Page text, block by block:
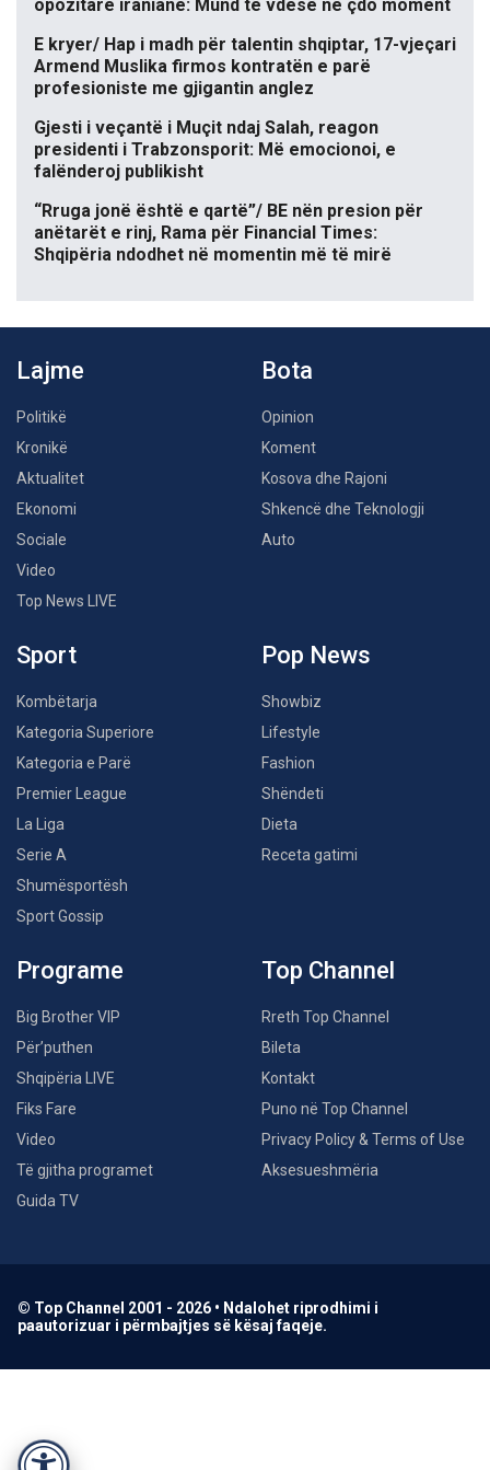
opozitare iraniane: Mund të vdesë në çdo moment
E kryer/ Hap i madh për talentin shqiptar, 17-vjeçari
Armend Muslika firmos kontratën e parë
profesioniste me gjigantin anglez
Gjesti i veçantë i Muçit ndaj Salah, reagon
presidenti i Trabzonsporit: Më emocionoi, e
falënderoj publikisht
“Rruga jonë është e qartë”/ BE nën presion për
anëtarët e rinj, Rama për Financial Times:
Shqipëria ndodhet në momentin më të mirë
Lajme
Politikë
Kronikë
Aktualitet
Ekonomi
Sociale
Video
Top News LIVE
Bota
Opinion
Koment
Kosova dhe Rajoni
Shkencë dhe Teknologji
Auto
Sport
Kombëtarja
Kategoria Superiore
Kategoria e Parë
Premier League
La Liga
Serie A
Shumësportësh
Sport Gossip
Pop News
Showbiz
Lifestyle
Fashion
Shëndeti
Dieta
Receta gatimi
Programe
Big Brother VIP
Për’puthen
Shqipëria LIVE
Fiks Fare
Video
Të gjitha programet
Guida TV
Top Channel
Rreth Top Channel
Bileta
Kontakt
Puno në Top Channel
Privacy Policy & Terms of Use
Aksesueshmëria
© Top Channel 2001 - 2026 • Ndalohet riprodhimi i
paautorizuar i përmbajtjes së kësaj faqeje.